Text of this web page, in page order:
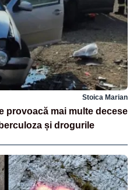
Stoica Marian
provoacă mai multe decese
și drogurile